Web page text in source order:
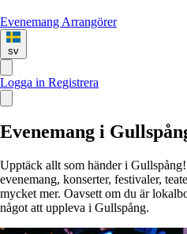
Evenemang Arrangörer
sv
Logga in Registrera
Evenemang i
Upptäck allt som händer i
evenemang, konserter, festivaler,
mycket mer. Oavsett om du är
något att uppleva i Gullspång.